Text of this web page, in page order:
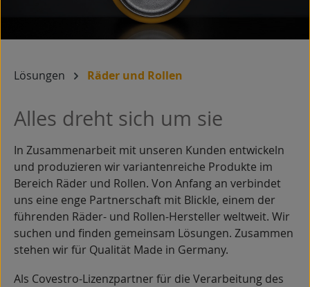
Lösungen Räder und Rollen
Alles dreht sich um sie
In Zusammenarbeit mit unseren Kunden entwickeln
und produzieren wir variantenreiche Produkte im
Bereich Räder und Rollen. Von Anfang an verbindet
uns eine enge Partnerschaft mit Blickle, einem der
führenden Räder- und Rollen-Hersteller weltweit. Wir
suchen und finden gemeinsam Lösungen. Zusammen
stehen wir für Qualität Made in Germany.
Als Covestro-Lizenzpartner für die Verarbeitung des